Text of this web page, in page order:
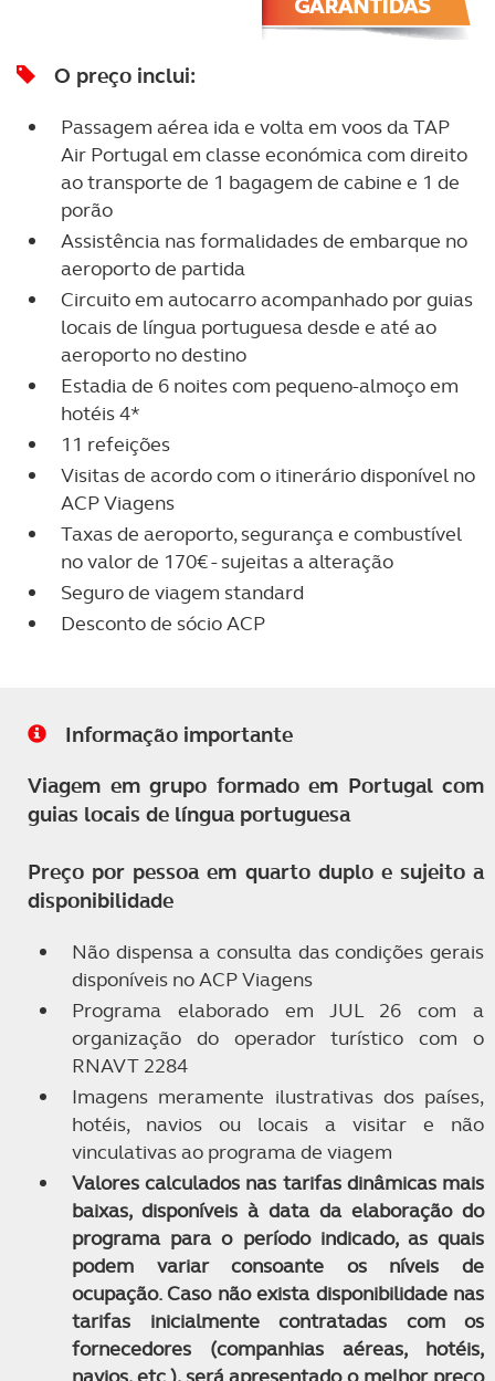
O preço inclui:
Passagem aérea ida e volta em voos da TAP
Air Portugal em classe económica com direito
ao transporte de 1 bagagem de cabine e 1 de
porão
Assistência nas formalidades de embarque no
aeroporto de partida
Circuito em autocarro acompanhado por guias
locais de língua portuguesa desde e até ao
aeroporto no destino
Estadia de 6 noites com pequeno-almoço em
hotéis 4*
11 refeições
Visitas de acordo com o itinerário disponível no
ACP Viagens
Taxas de aeroporto, segurança e combustível
no valor de 170€ - sujeitas a alteração
Seguro de viagem standard
Desconto de sócio ACP
Informação importante
Viagem em grupo formado em Portugal com
guias locais de língua portuguesa
Preço por pessoa em quarto duplo e sujeito a
disponibilidade
Não dispensa a consulta das condições gerais
disponíveis no ACP Viagens
Programa elaborado em JUL 26 com a
organização do operador turístico com o
RNAVT 2284
Imagens meramente ilustrativas dos países,
hotéis, navios ou locais a visitar e não
vinculativas ao programa de viagem
Valores calculados nas tarifas dinâmicas mais
baixas, disponíveis à data da elaboração do
programa para o período indicado, as quais
podem variar consoante os níveis de
ocupação. Caso não exista disponibilidade nas
tarifas inicialmente contratadas com os
fornecedores (companhias aéreas, hotéis,